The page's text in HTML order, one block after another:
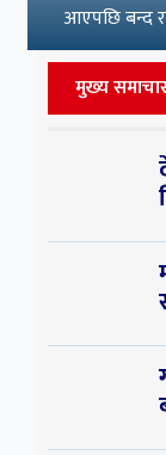
आएपछि बन्द
मुख्य